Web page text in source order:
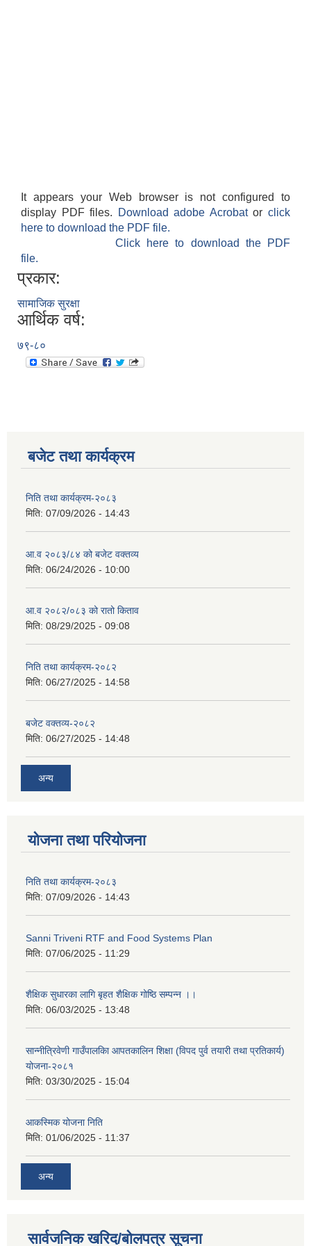
It appears your Web browser is not configured to
display PDF files.
Download adobe Acrobatorclick
here to download the PDF file.
Click here to download the PDF
file.
प्रकार:
सामाजिक सुरक्षा
आर्थिक वर्ष:
७९-८०
बजेट तथा कार्यक्रम
निति तथा कार्यक्रम-२०८३
मिति: 07/09/2026 - 14:43
आ.व २०८३/८४ को बजेट वक्तव्य
मिति: 06/24/2026 - 10:00
आ.व २०८२/०८३ को रातो किताव
मिति: 08/29/2025 - 09:08
निति तथा कार्यक्रम-२०८२
मिति: 06/27/2025 - 14:58
बजेट वक्तव्य-२०८२
मिति: 06/27/2025 - 14:48
अन्य
योजना तथा परियोजना
निति तथा कार्यक्रम-२०८३
मिति: 07/09/2026 - 14:43
Sanni Triveni RTF and Food Systems Plan
मिति: 07/06/2025 - 11:29
शैक्षिक सुधारका लागि बृहत शैक्षिक गोष्ठि सम्पन्न ।।
मिति: 06/03/2025 - 13:48
सान्नीत्रिवेणी गाउँपालकिा आपतकालिन शिक्षा (विपद पुर्व तयारी तथा प्रतिकार्य)
योजना-२०८१
मिति: 03/30/2025 - 15:04
आकस्मिक योजना निति
मिति: 01/06/2025 - 11:37
अन्य
सार्वजनिक खरिद/बोलपत्र सूचना